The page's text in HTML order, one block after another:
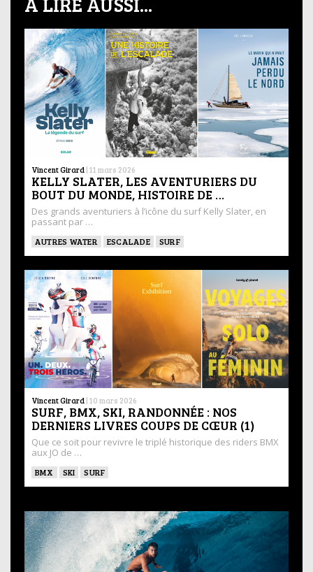
Vincent Girard | 11 mars 2026
KELLY SLATER, LES AVENTURIERS DU
BOUT DU MONDE, HISTOIRE DE …
Des grands aventuriers à l’icône du surf Kelly Slater, en
passant par …
AUTRES WATER ESCALADE SURF
Vincent Girard | 10 mars 2026
SURF, BMX, SKI, RANDONNÉE : NOS
DERNIERS LIVRES COUPS DE CŒUR (1)
Que ce soit pour revivre le triplé historique des riders BMX
aux JO de …
BMX SKI SURF